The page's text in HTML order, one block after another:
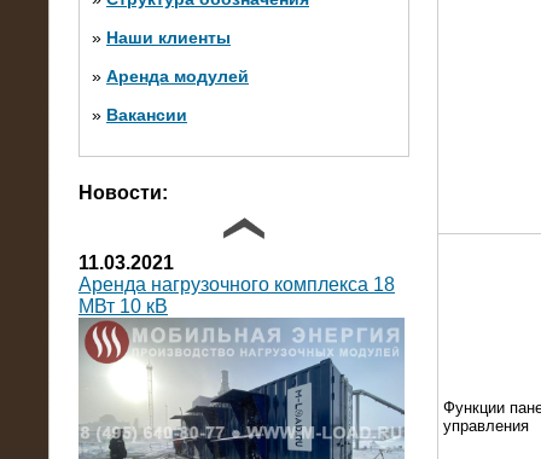
» Наши клиенты
» Аренда модулей
» Вакансии
Новости:
11.03.2021
Аренда нагрузочного комплекса 18
МВт 10 кВ
Функции
управления